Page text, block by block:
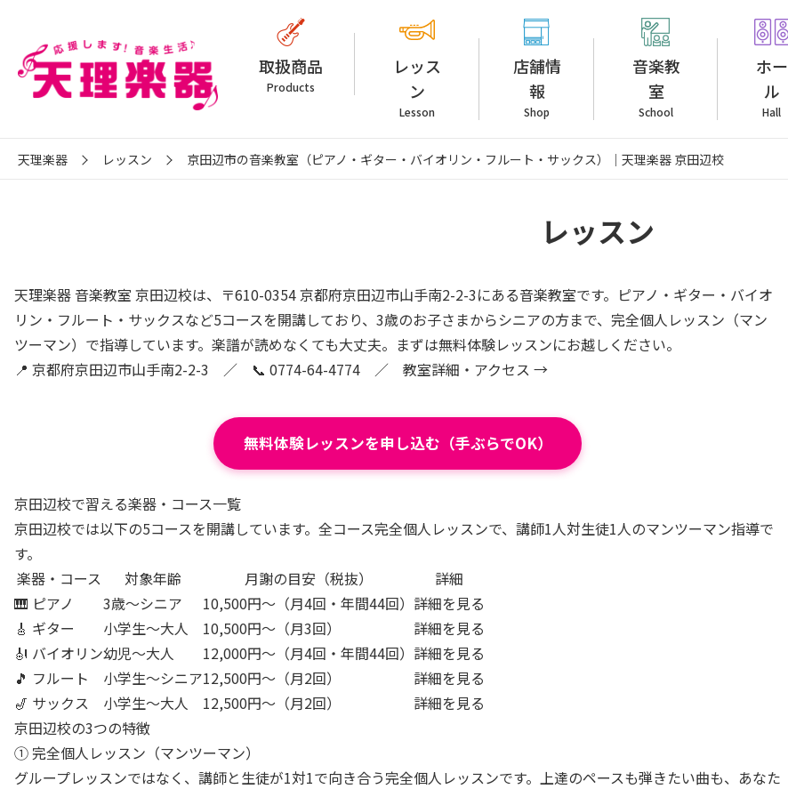
取扱商品
Products
レッス
ン
Lesson
店舗情
報
Shop
音楽教
室
School
ホー
ル
Hall
天理楽器 レッスン 京田辺市の音楽教室（ピアノ・ギター・バイオリン・フルート・サックス）｜天理楽器 京田辺校
レッスン
天理楽器 音楽教室 京田辺校は、〒610-0354 京都府京田辺市山手南2-2-3にある音楽教室です。ピアノ・ギター・バイオ
リン・フルート・サックスなど5コースを開講しており、3歳のお子さまからシニアの方まで、完全個人レッスン（マン
ツーマン）で指導しています。楽譜が読めなくても大丈夫。まずは無料体験レッスンにお越しください。
📍 京都府京田辺市山手南2-2-3 ／ 📞 0774-64-4774 ／ 教室詳細・アクセス →
無料体験レッスンを申し込む（手ぶらでOK）
京田辺校で習える楽器・コース一覧
京田辺校では以下の5コースを開講しています。全コース完全個人レッスンで、講師1人対生徒1人のマンツーマン指導で
す。
楽器・コース
対象年齢 月謝の目安（税抜）
詳細
🎹 ピアノ
3歳〜シニア 10,500円〜（月4回・年間44回） 詳細を見る
🎸 ギター
小学生〜大人 10,500円〜（月3回）
詳細を見る
🎻 バイオリン幼児〜大人 12,000円〜（月4回・年間44回） 詳細を見る
🎵 フルート
小学生〜シニア12,500円〜（月2回）
詳細を見る
🎷 サックス
小学生〜大人 12,500円〜（月2回）
詳細を見る
京田辺校の3つの特徴
① 完全個人レッスン（マンツーマン）
グループレッスンではなく、講師と生徒が1対1で向き合う完全個人レッスンです。上達のペースも弾きたい曲も、あなた